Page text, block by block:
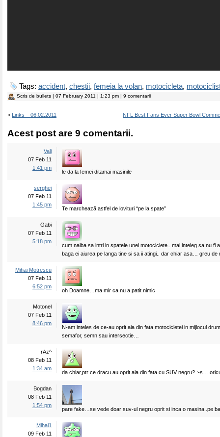
Tags: accident, chestii, femeia la volan, motocicleta,
Scris de bullets | 07 February 2011 | 1:23 pm | 9 comentarii
« Links – 06.02.2011 NFL Best Fans Ever Super Bowl
Acest post are 9 comentarii.
Vali
07 Feb 11
1:41 pm
le da la femei ditamai masinile
serghei
07 Feb 11
1:45 pm
Te marchează astfel de lovituri “pe la spate”
Gabi
07 Feb 11
5:18 pm
cum naiba sa intri in spatele unei motociclete.. mai inteleg sa nu fi
baga ei aiurea pe langa tine si sa ii atingi.. dar chiar asa… greu de
Mihai Motrescu
07 Feb 11
6:52 pm
oh Doamne…ma mir ca nu a patit nimic
Motonel
07 Feb 11
8:46 pm
N-am inteles de ce-au oprit aia din fata motocicletei in mijlocul
semafor, semn sau intersectie…
rAz^
08 Feb 11
1:34 am
da chiar,ptr ce dracu au oprit aia din fata cu SUV negru? :-
Bogdan
08 Feb 11
1:54 pm
pare fake…se vede doar suv-ul negru oprit si inca o masina..pe
Mihai1
09 Feb 11